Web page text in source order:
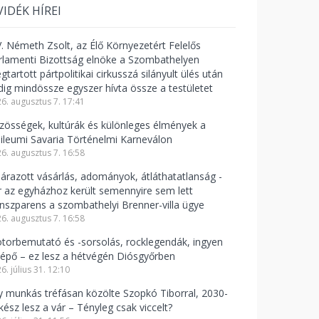
HÍREI
Németh Zsolt, az Élő Környezetért Felelős
Bizottság elnöke a Szombathelyen
pártpolitikai cirkusszá silányult ülés után
mindössze egyszer hívta össze a testületet
augusztus 7. 17:41
kultúrák és különleges élmények a
Savaria Történelmi Karneválon
augusztus 7. 16:58
vásárlás, adományok, átláthatatlanság -
az egyházhoz került semennyire sem lett
a szombathelyi Brenner-villa ügye
augusztus 7. 16:58
és -sorsolás, rocklegendák, ingyen
– ez lesz a hétvégén Diósgyőrben
július 31. 12:10
munkás tréfásan közölte Szopkó Tiborral, 2030-
lesz a vár – Tényleg csak viccelt?